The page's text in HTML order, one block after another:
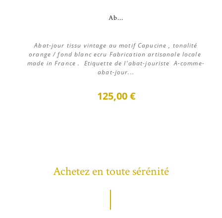
Ab...
Abat-jour tissu vintage au motif Capucine , tonalité
orange / fond blanc ecru Fabrication artisanale locale
made in France . Etiquette de l'abat-jouriste A-comme-
abat-jour...
125,00 €
Achetez en toute sérénité